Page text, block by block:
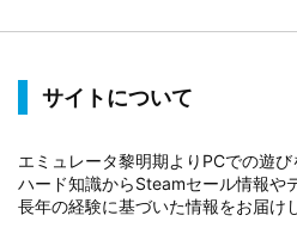
サイトについて
エミュレータ黎明期よりPCでの遊
ハード知識からSteamセール情報や
長年の経験に基づいた情報をお届け